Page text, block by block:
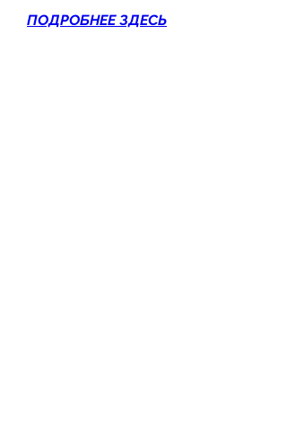
ПОДРОБНЕЕ ЗДЕСЬ